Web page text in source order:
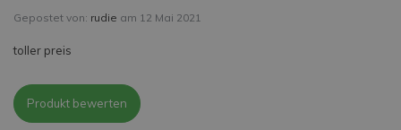
Gepostet von: rudie am 12 Mai 2021
toller preis
Produkt bewerten